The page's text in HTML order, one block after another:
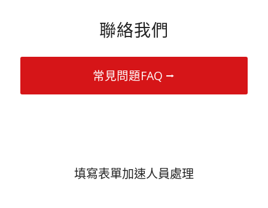
聯絡我們
常見問題FAQ ⭢
填寫表單加速人員處理